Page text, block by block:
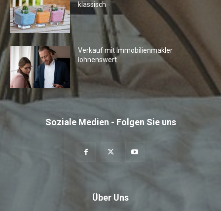
klassisch
Verkauf mit Immobilienmakler
lohnenswert
Soziale Medien - Folgen Sie uns
Über Uns